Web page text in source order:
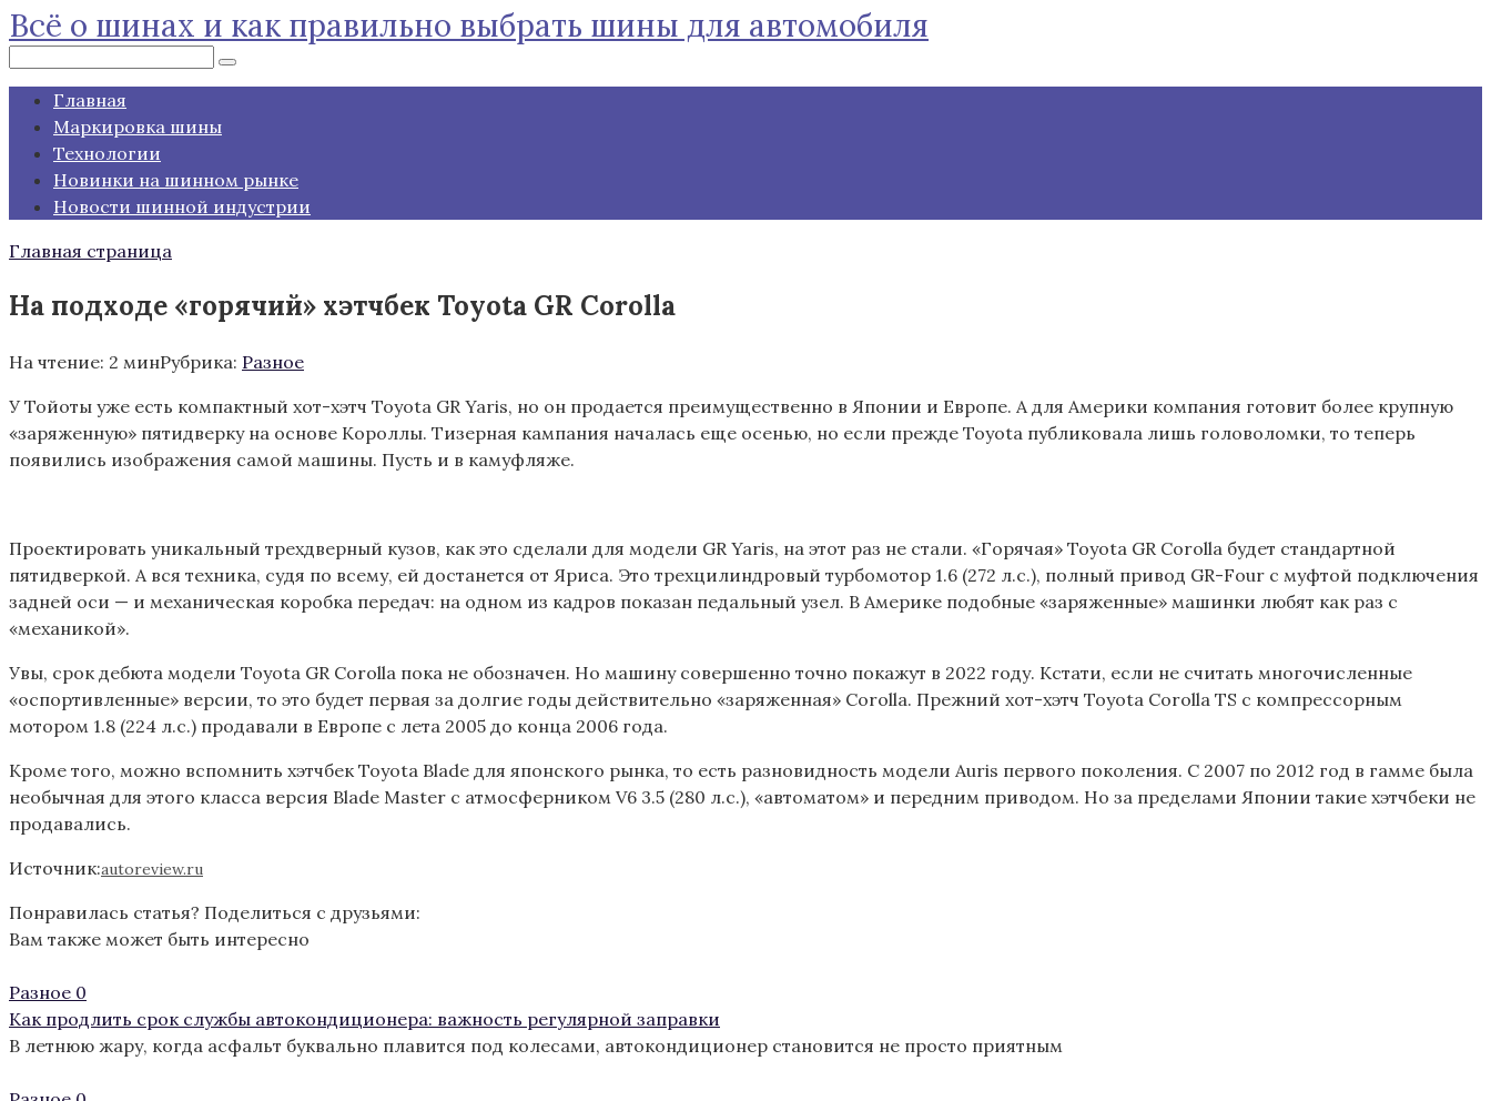
Перейти
к
контенту
Всё о шинах и как правильно выбрать шины для автомобиля
Главная
Маркировка шины
Технологии
Новинки на шинном рынке
Новости шинной индустрии
Главная страница
На подходе «горячий» хэтчбек Toyota GR Corolla
На чтение: 2 минРубрика: Разное
У Тойоты уже есть компактный хот-хэтч Toyota GR Yaris, но он продается преимущественно в Японии и Европе. А для Америки компания готовит более крупную
«заряженную» пятидверку на основе Короллы. Тизерная кампания началась еще осенью, но если прежде Toyota публиковала лишь головоломки, то теперь
появились изображения самой машины. Пусть и в камуфляже.
Проектировать уникальный трехдверный кузов, как это сделали для модели GR Yaris, на этот раз не стали. «Горячая» Toyota GR Corolla будет стандартной
пятидверкой. А вся техника, судя по всему, ей достанется от Яриса. Это трехцилиндровый турбомотор 1.6 (272 л.с.), полный привод GR-Four с муфтой подключения
задней оси — и механическая коробка передач: на одном из кадров показан педальный узел. В Америке подобные «заряженные» машинки любят как раз с
«механикой».
Увы, срок дебюта модели Toyota GR Corolla пока не обозначен. Но машину совершенно точно покажут в 2022 году. Кстати, если не считать многочисленные
«оспортивленные» версии, то это будет первая за долгие годы действительно «заряженная» Corolla. Прежний хот-хэтч Toyota Corolla TS с компрессорным
мотором 1.8 (224 л.с.) продавали в Европе с лета 2005 до конца 2006 года.
Кроме того, можно вспомнить хэтчбек Toyota Blade для японского рынка, то есть разновидность модели Auris первого поколения. С 2007 по 2012 год в гамме была
необычная для этого класса версия Blade Master с атмосферником V6 3.5 (280 л.с.), «автоматом» и передним приводом. Но за пределами Японии такие хэтчбеки не
продавались.
Источник:autoreview.ru
Понравилась статья? Поделиться с друзьями:
Вам также может быть интересно
Разное 0
Как продлить срок службы автокондиционера: важность регулярной заправки
В летнюю жару, когда асфальт буквально плавится под колесами, автокондиционер становится не просто приятным